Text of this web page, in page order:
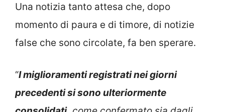
Una notizia tanto attesa che, dopo
momento di paura e di timore, di notizie
false che sono circolate, fa ben sperare.
“I miglioramenti registrati nei giorni
precedenti si sono ulteriormente